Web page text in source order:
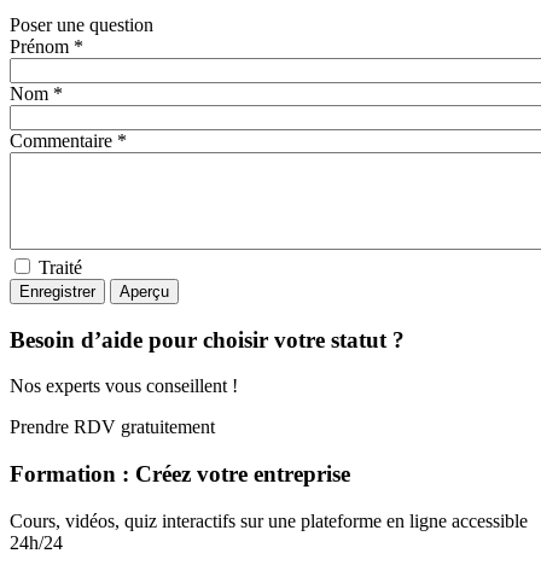
Poser une question
Prénom *
Nom *
Commentaire *
Traité
Besoin d’aide pour choisir votre statut ?
Nos experts vous conseillent !
Prendre RDV gratuitement
Formation : Créez votre entreprise
Cours, vidéos, quiz interactifs sur une plateforme en ligne accessible
24h/24